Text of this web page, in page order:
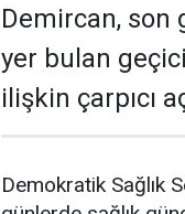
Demircan, son
yer bulan
ilişkin çarpıcı
Demokratik Sağlık